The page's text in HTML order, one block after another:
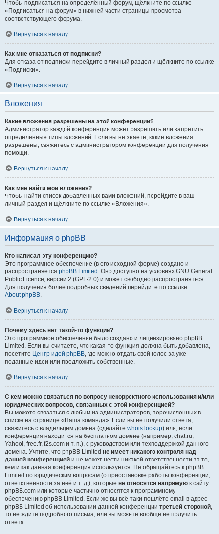
Чтобы подписаться на определённый форум, щёлкните по ссылке
«Подписаться на форум» в нижней части страницы просмотра
соответствующего форума.
Вернуться к началу
Как мне отказаться от подписки?
Для отказа от подписки перейдите в личный раздел и щёлкните по ссылке
«Подписки».
Вернуться к началу
Вложения
Какие вложения разрешены на этой конференции?
Администратор каждой конференции может разрешить или запретить
определённые типы вложений. Если вы не знаете, какие вложения
разрешены, свяжитесь с администратором конференции для получения
помощи.
Вернуться к началу
Как мне найти мои вложения?
Чтобы найти список добавленных вами вложений, перейдите в ваш
личный раздел и щёлкните по ссылке «Вложения».
Вернуться к началу
Информация о phpBB
Кто написал эту конференцию?
Это программное обеспечение (в его исходной форме) создано и
распространяется phpBB Limited . Оно доступно на условиях GNU General
Public Licence, версии 2 (GPL-2.0) и может свободно распространяться.
Для получения более подробных сведений перейдите по ссылке
About phpBB.
Вернуться к началу
Почему здесь нет такой-то функции?
Это программное обеспечение было создано и лицензировано phpBB
Limited. Если вы считаете, что какая-то функция должна быть добавлена,
посетите Центр идей phpBB, где можно отдать свой голос за уже
поданные идеи или предложить собственные.
Вернуться к началу
С кем можно связаться по вопросу некорректного использования и/или
юридических вопросов, связанных с этой конференцией?
Вы можете связаться с любым из администраторов, перечисленных в
списке на странице «Наша команда». Если вы не получили ответа,
свяжитесь с владельцем домена (сделайте whois lookup) или, если
конференция находится на бесплатном домене (например, chat.ru,
Yahoo!, free.fr, f2s.com и т. п.), с руководством или техподдержкой данного
домена. Учтите, что phpBB Limited не имеет никакого контроля над
данной конференцией и не может нести никакой ответственности за то,
кем и как данная конференция используется. Не обращайтесь к phpBB
Limited по юридическим вопросам (о приостановке работы конференции,
ответственности за неё и т. д.), которые не относятся напрямую к сайту
phpBB.com или которые частично относятся к программному
обеспечению phpBB Limited. Если же вы всё-таки пошлёте email в адрес
phpBB Limited об использовании данной конференции третьей стороной,
то не ждите подробного письма, или вы можете вообще не получить
ответа.